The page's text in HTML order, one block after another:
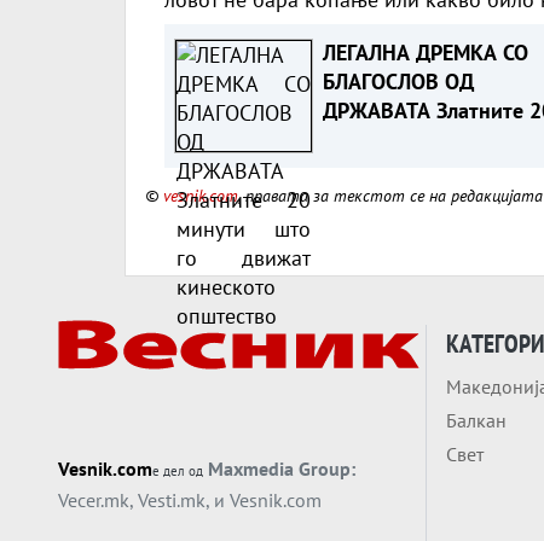
ЛЕГАЛНА ДРЕМКА СО
БЛАГОСЛОВ ОД
ДРЖАВАТА Златните
© vesnik.com, правата за текстот се на редакцијата
Vesnik.comе дел од Maxmedia Group:
Vecer.mk, Vesti.mk, и Vesnik.com
Балкан
Свет